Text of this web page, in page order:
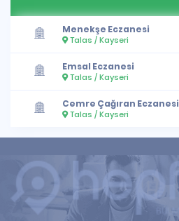
Menekşe Eczanesi
Talas / Kayseri
Emsal Eczanesi
Talas / Kayseri
Cemre Çağıran Eczanesi
Talas / Kayseri